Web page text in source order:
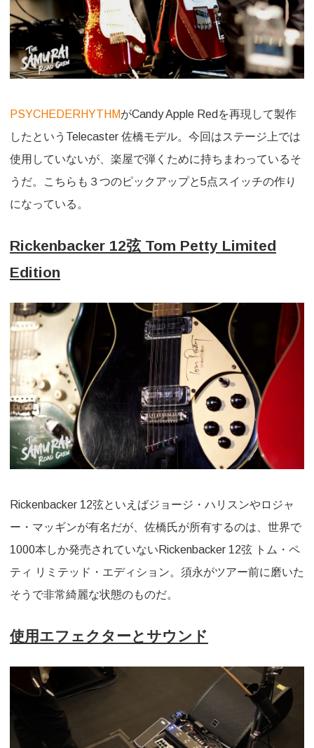
PSYCHEDERHYTHMがCandy Apple Redを再現して製作
したというTelecaster 佐橋モデル。今回はステージ上では
使用していないが、楽屋で弾くために持ちまわっているそ
うだ。こちらも３つのピックアップと5点スイッチの作り
になっている。
Rickenbacker 12弦 Tom Petty Limited
Edition
Rickenbacker 12弦といえばジョージ・ハリスンやロジャ
ー・マッギンが有名だが、佐橋氏が所有するのは、世界で
1000本しか発売されていないRickenbacker 12弦 トム・ペ
ティ リミテッド・エディション。須永がツアー前に磨いた
そうで非常綺麗な状態のものだ。
使用エフェクターとサウンド